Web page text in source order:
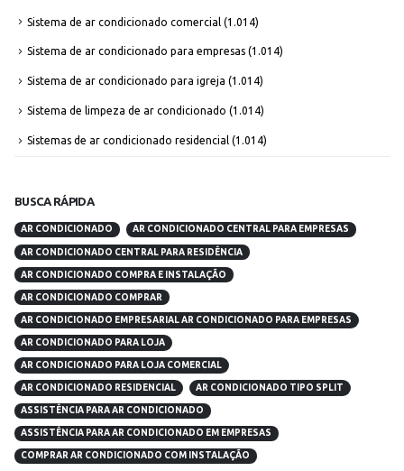
Sistema de ar condicionado comercial (1.014)
Sistema de ar condicionado para empresas (1.014)
Sistema de ar condicionado para igreja (1.014)
Sistema de limpeza de ar condicionado (1.014)
Sistemas de ar condicionado residencial (1.014)
BUSCA RÁPIDA
AR CONDICIONADO AR CONDICIONADO CENTRAL PARA EMPRESAS
AR CONDICIONADO CENTRAL PARA RESIDÊNCIA
AR CONDICIONADO COMPRA E INSTALAÇÃO
AR CONDICIONADO COMPRAR
AR CONDICIONADO EMPRESARIAL AR CONDICIONADO PARA EMPRESAS
AR CONDICIONADO PARA LOJA
AR CONDICIONADO PARA LOJA COMERCIAL
AR CONDICIONADO RESIDENCIAL AR CONDICIONADO TIPO SPLIT
ASSISTÊNCIA PARA AR CONDICIONADO
ASSISTÊNCIA PARA AR CONDICIONADO EM EMPRESAS
COMPRAR AR CONDICIONADO COM INSTALAÇÃO